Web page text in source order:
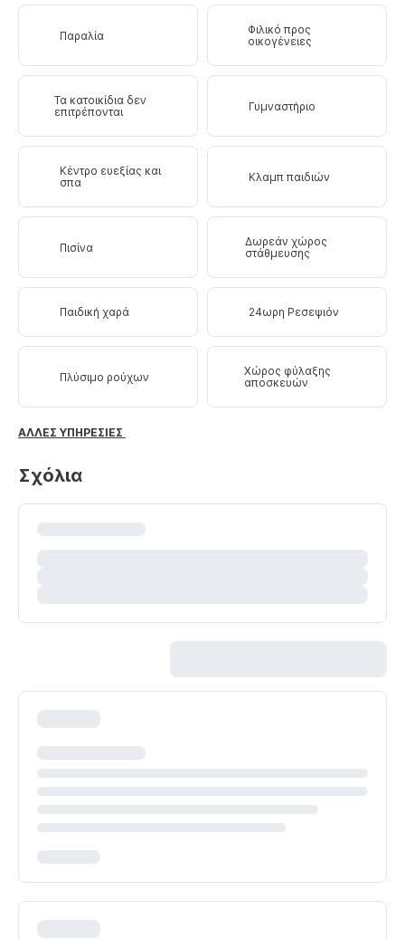
Παραλία
Φιλικό προς
οικογένειες
Τα κατοικίδια δεν
επιτρέπονται
Γυμναστήριο
Κέντρο ευεξίας και
σπα
Κλαμπ παιδιών
Πισίνα
Δωρεάν χώρος
στάθμευσης
Παιδική χαρά 24ωρη Ρεσεψιόν
Πλύσιμο ρούχων
Χώρος φύλαξης
αποσκευών
ΆΛΛΕΣ ΥΠΗΡΕΣΊΕΣ
Σχόλια